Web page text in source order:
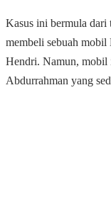
Kasus ini bermula dari
membeli sebuah mobil
Hendri. Namun, mobil
Abdurrahman yang